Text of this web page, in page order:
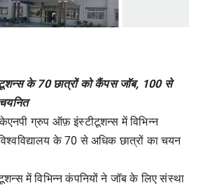
के 70 छात्रों को कैंपस जॉब, 100 से
ग्रुप ऑफ़ इंस्टीटूशन्स में विभिन्न
के 70 से अधिक छात्रों का चयन
में विभिन्न कंपनियों ने जॉब के लिए संस्था